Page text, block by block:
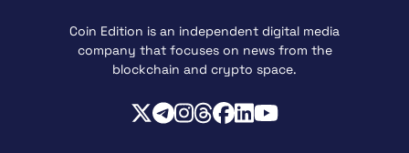
Coin Edition is an independent digital media
company that focuses on news from the
blockchain and crypto space.